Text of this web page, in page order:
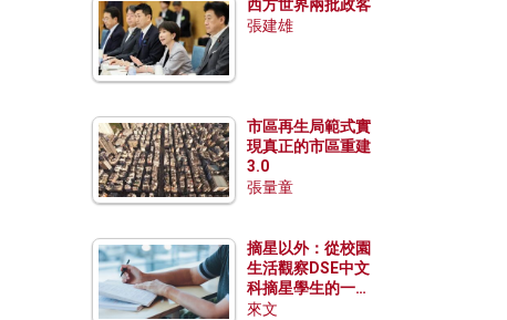
西方世界兩批政客
張建雄
市區再生局範式實
現真正的市區重建
3.0
張量童
摘星以外：從校園
生活觀察DSE中文
科摘星學生的一點
特質
來文